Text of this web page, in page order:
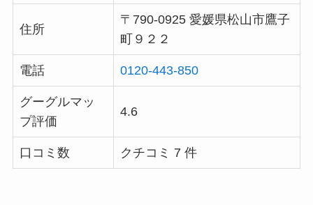
住所
〒790-0925 愛媛県松山市鷹子
町９２２
電話 0120-443-850
グーグルマッ
プ評価
4.6
口コミ数 クチコミ 7 件